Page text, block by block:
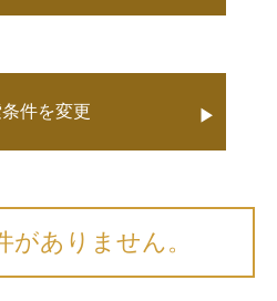
件を変更 ▶
がありません。